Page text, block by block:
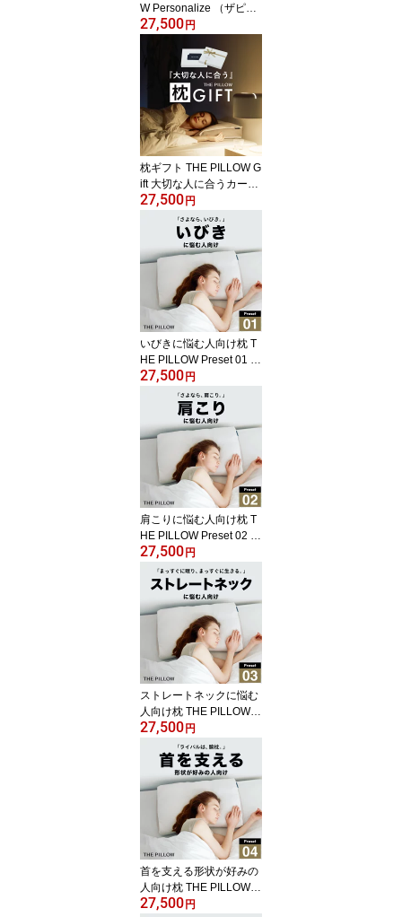
W Personalize （ザピロ
ー パーソナライズ） オ
に居ながら オーダーメイ
ド枕 が作れる！AIが70万
通りの中から、あなたに
最適な枕の形状・素材・
容量を自動提案。 オーダ
ー 枕 おすすめ 高級 人気
メンテナンス 無料 まく
ら
27,500円
枕ギフト THE PILLOW G
ift 大切な人に合うカード
タイプの 枕 ギフト。受
け取った方がオンライン
枕診断で枕を仕立てる パ
ーソナライズ・オーダー
メイド型 ギフト オーダ
ー枕 オーダーメイド オ
ーダー チケット 券 景品
忘年会 新年会 クリスマ
ス パーティー ゴルフ プ
レゼント
27,500円
いびきに悩む人向け枕 T
HE PILLOW Preset 01 Ibi
ki 鼾 に悩む人に最適な枕
の形状・高さ・硬さ・素
材・容量をAIが自動設定
したプリセット型の まく
ら。7ポケット構造 の オ
ーダーメイド枕 いびき
対策 枕 男性 女性 グッズ
仰向け 改善 健康 呼吸 ピ
ロー おすすめ 睡眠
27,500円
肩こりに悩む人向け枕 T
HE PILLOW Preset 02 K
atakori 肩凝り に悩む人
に最適な枕の形状・高
さ・硬さ・素材・容量を
AIが自動設定したプリセ
ット型の まくら。7ポケ
ット構造 の オーダーメ
イド枕 肩こり 対策 枕 グ
ッズ おすすめ 首こり 男
性 女性 低い 低め 柔らか
い
27,500円
ストレートネックに悩む
人向け枕 THE PILLOW P
reset 03 Straight Neck ス
トレートネック に最適な
枕の形状・高さ・硬さ・
素材・容量をAIが自動設
定したプリセット型の ま
くら。7ポケット構造 の
オーダーメイド枕 低い
低め グッズ 硬い 硬め 固
め 対策 枕 改善 安眠枕
27,500円
首を支える形状が好みの
人向け枕 THE PILLOW P
reset 04 Neck Support 首
27,500円